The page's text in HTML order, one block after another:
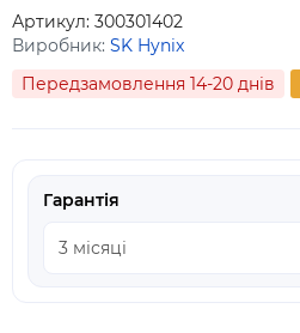
Артикул: 300301402
Виробник: SK Hynix
Передзамовлення 14-20 днів
Гарантія